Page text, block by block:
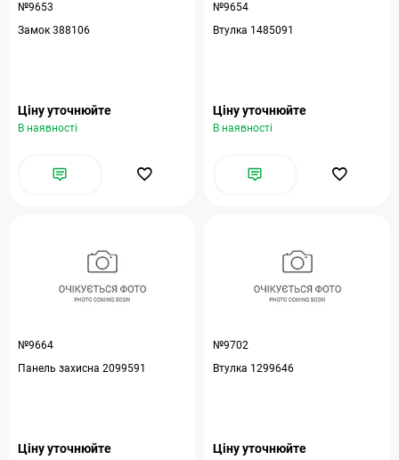
№9653
Замок 388106
Ціну уточнюйте
В наявності
№9654
Втулка 1485091
Ціну уточнюйте
В наявності
№9664
Панель захисна 2099591
Ціну уточнюйте
№9702
Втулка 1299646
Ціну уточнюйте